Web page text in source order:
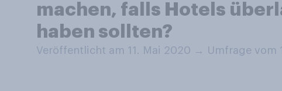
machen, falls Hotels
haben sollten?
Veröffentlicht am 11. Mai 2020 → Umfrage vom